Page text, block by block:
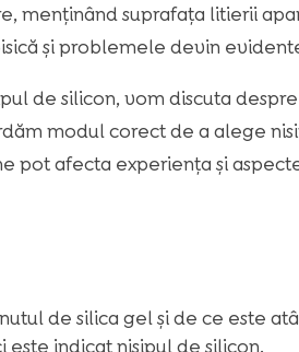
menținând suprafața litierii
şi problemele devin
de silicon, vom discuta
modul corect de a alege
pot afecta experiența și
de silica gel și de ce este
este indicat nisipul de silicon.